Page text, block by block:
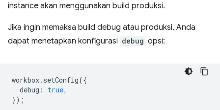
instance akan menggunakan build produksi.
Jika ingin memaksa build debug atau produksi, Anda
dapat menetapkan konfigurasi debug opsi:
workbox. setConfig({
debug : true,
});